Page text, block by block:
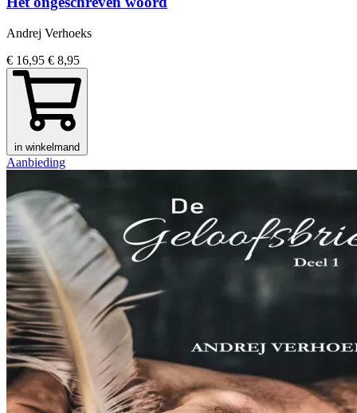
Andrej Verhoeks
€ 16,95 € 8,95
in winkelmand
Aanbieding